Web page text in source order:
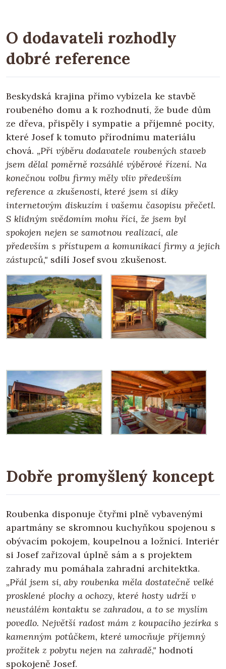
O dodavateli rozhodly
dobré reference
Beskydská krajina přímo vybízela ke stavbě
roubeného domu a k rozhodnutí, že bude dům
ze dřeva, přispěly i sympatie a příjemné pocity,
které Josef k tomuto přírodnímu materiálu
chová. „Při výběru dodavatele roubených staveb
jsem dělal poměrně rozsáhlé výběrové řízení. Na
konečnou volbu firmy měly vliv především
reference a zkušenosti, které jsem si díky
internetovým diskuzím i vašemu časopisu přečetl.
S klidným svědomím mohu říci, že jsem byl
spokojen nejen se samotnou realizací, ale
především s přístupem a komunikací firmy a jejich
zástupců," sdílí Josef svou zkušenost.
Dobře promyšlený koncept
Roubenka disponuje čtyřmi plně vybavenými
apartmány se skromnou kuchyňkou spojenou s
obývacím pokojem, koupelnou a ložnicí. Interiér
si Josef zařizoval úplně sám a s projektem
zahrady mu pomáhala zahradní architektka.
„Přál jsem si, aby roubenka měla dostatečně velké
prosklené plochy a ochozy, které hosty udrží v
neustálém kontaktu se zahradou, a to se myslím
povedlo. Největší radost mám z koupacího jezírka s
kamenným potůčkem, které umocňuje příjemný
prožitek z pobytu nejen na zahradě," hodnotí
spokojeně Josef.